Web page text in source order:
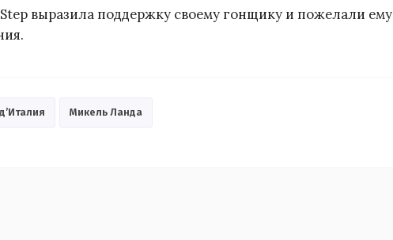
выразила поддержку своему гонщику и пожелали ему
Микель Ланда